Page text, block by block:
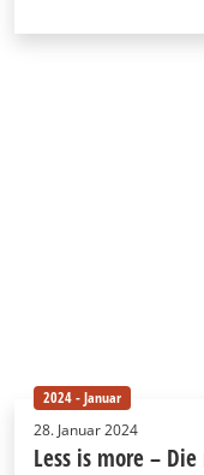
2024 - Januar
28. Januar 2024
Less is more –